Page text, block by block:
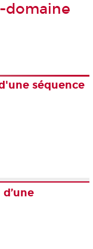
domaine
séquence